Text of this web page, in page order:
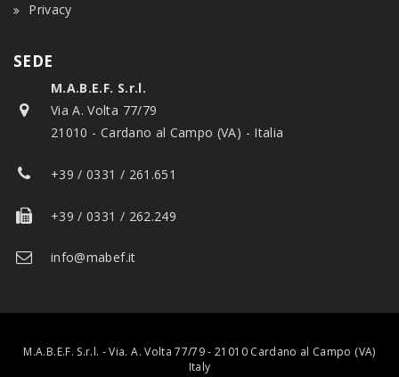
Privacy
SEDE
M.A.B.E.F. S.r.l.
Via A. Volta 77/79
21010 - Cardano al Campo (VA) - Italia
+39 / 0331 / 261.651
+39 / 0331 / 262.249
info@mabef.it
M.A.B.E.F. S.r.l. - Via. A. Volta 77/79 - 21010 Cardano al Campo (VA)
Italy